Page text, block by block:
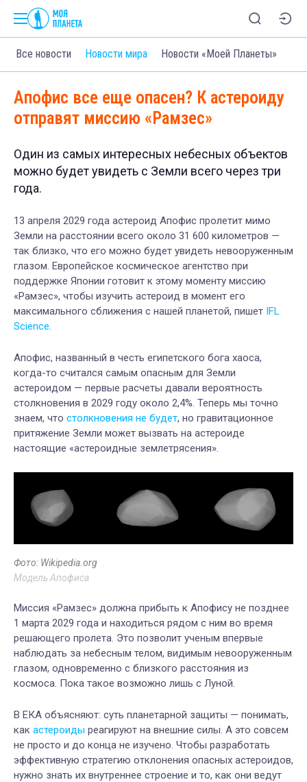
Все новости Новости мира Новости «Моей Планеты»
Апофис все еще опасен? К астероиду
отправят миссию «Рамзес»
Один из самых интересных небесных объектов
можно будет увидеть с Земли всего через три
года.
13 апреля 2029 года астероид Апофис пролетит мимо
Земли на расстоянии всего около 31 600 километров —
так близко, что его можно будет увидеть невооруженным
глазом. Европейское космическое агентство при
поддержке Японии готовит к этому моменту миссию
«Рамзес», чтобы изучить астероид в момент его
максимального сближения с нашей планетой, пишет IFL
Science.
Апофис, названный в честь египетского бога хаоса,
когда-то считался самым опасным для Земли
астероидом — первые расчеты давали вероятность
столкновения в 2029 году около 2,4%. Теперь мы точно
знаем, что столкновения не будет, но гравитационное
притяжение Земли может вызвать на астероиде
настоящие «астероидные землетрясения».
Фото: Wikipedia.org
Модель Апофиса
Миссия «Рамзес» должна прибыть к Апофису не позднее
1 марта 2029 года и находиться рядом с ним во время
решающего пролета. Это позволит ученым впервые
наблюдать за небесным телом, видимым невооруженным
глазом, одновременно с близкого расстояния из
космоса. Пока такое возможно лишь с Луной.
В ЕКА объясняют: суть планетарной защиты — понимать,
как астероиды реагируют на внешние силы. А это совсем
не просто и до конца не изучено. Чтобы разработать
эффективную стратегию отклонения опасных астероидов,
нужно знать их внутреннее строение и то, как они ведут